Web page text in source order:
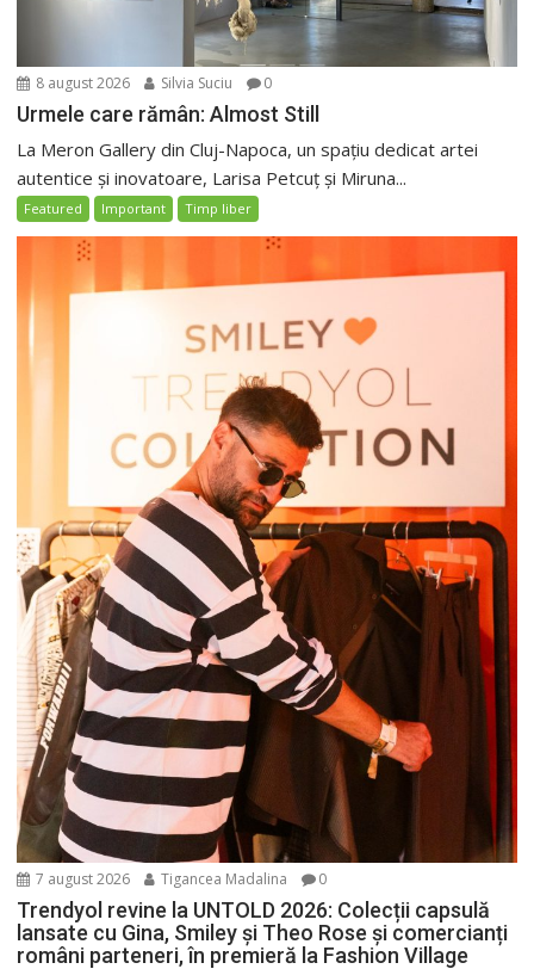
8 august 2026 Silvia Suciu 0
Urmele care rămân: Almost Still
La Meron Gallery din Cluj-Napoca, un spațiu dedicat artei
autentice și inovatoare, Larisa Petcuț și Miruna...
Featured Important Timp liber
7 august 2026 Tigancea Madalina 0
Trendyol revine la UNTOLD 2026: Colecții capsulă
lansate cu Gina, Smiley și Theo Rose și comercianți
români parteneri, în premieră la Fashion Village